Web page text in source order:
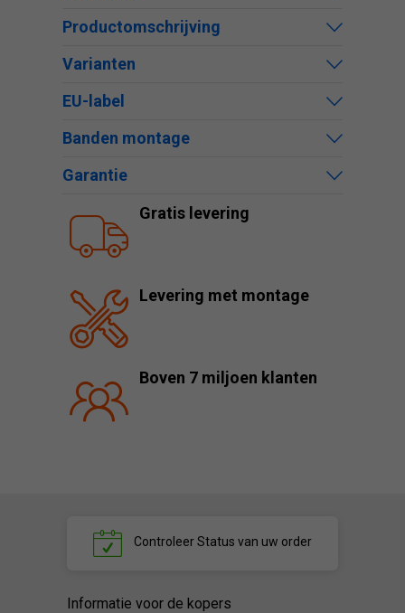
Productomschrijving
Varianten
EU-label
Banden montage
Garantie
Gratis levering
Levering met montage
Boven 7 miljoen klanten
ControleerStatus van uw order
Informatie voor de kopers